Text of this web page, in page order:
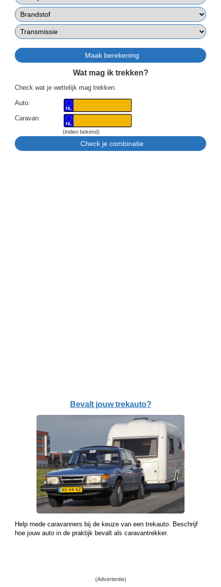
Wat mag ik trekken?
Check wat je wettelijk mag trekken.
Auto:
Caravan:
(indien bekend)
Bevalt jouw trekauto?
Help mede caravanners bij de keuze van een trekauto. Beschrijf
hoe jouw auto in de praktijk bevalt als caravantrekker.
(Advertentie)